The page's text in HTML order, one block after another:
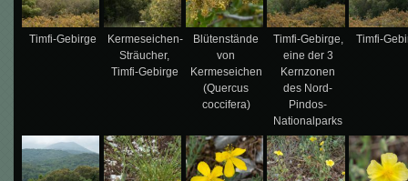
Timfi-Gebirge
Kermeseichen-
Sträucher,
Timfi-Gebirge
Blütenstände
von
Kermeseichen
(Quercus
coccifera)
Timfi-Gebirge,
eine der 3
Kernzonen
des Nord-
Pindos-
Nationalparks
Timfi-